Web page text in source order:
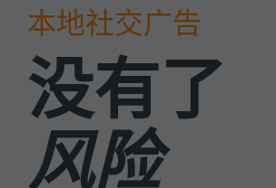
专为联盟
销而设计
本地社交广告
没有了
风险